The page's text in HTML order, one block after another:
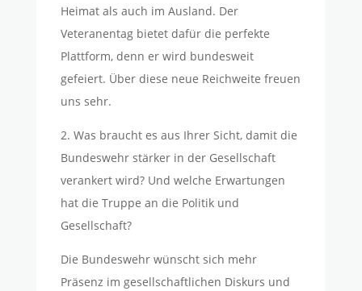
Heimat als auch im Ausland. Der
Veteranentag bietet dafür die perfekte
Plattform, denn er wird bundesweit
gefeiert. Über diese neue Reichweite freuen
uns sehr.
2. Was braucht es aus Ihrer Sicht, damit die
Bundeswehr stärker in der Gesellschaft
verankert wird? Und welche Erwartungen
hat die Truppe an die Politik und
Gesellschaft?
Die Bundeswehr wünscht sich mehr
Präsenz im gesellschaftlichen Diskurs und